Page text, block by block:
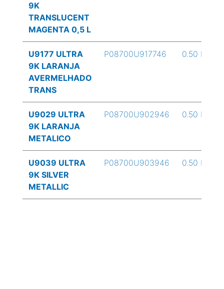
9K
TRANSLUCENT
MAGENTA 0,5 L
U9177 ULTRA
9K LARANJA
AVERMELHADO
TRANS
P08700U917746 0.50 L
U9029 ULTRA
9K LARANJA
METALICO
P08700U902946 0.50 L
U9039 ULTRA
9K SILVER
METALLIC
P08700U903946 0.50 L